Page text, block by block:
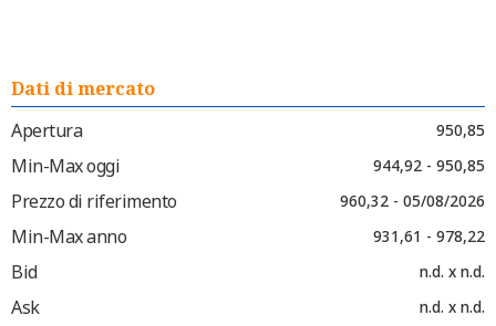
Dati di mercato
Apertura
950,85
Min-Max oggi 944,92 - 950,85
Prezzo di riferimento 960,32 - 05/08/2026
Min-Max anno 931,61 - 978,22
Bid n.d. x n.d.
Ask n.d. x n.d.